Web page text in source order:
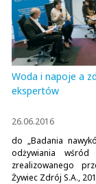
Woda i napoje a
ekspertów
26.06.2016
do „Badania
odżywiania
zrealizowanego
Żywiec Zdrój S.A.,